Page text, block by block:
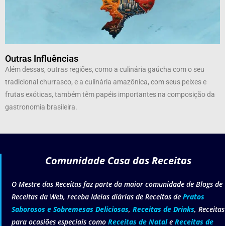
Outras Influências
Além dessas, outras regiões, como a culinária gaúcha com o seu
tradicional churrasco, e a culinária amazônica, com seus peixes e
frutas exóticas, também têm papéis importantes na composição da
gastronomia brasileira.
Comunidade Casa das Receitas
O Mestre das Receitas faz parte da maior comunidade de Blogs de
Receitas da Web, receba Ideias diárias de Receitas de Pratos
Saborosos e Sobremesas Deliciosas, Receitas de Drinks, Receitas
para ocasiões especiais como Receitas de Natale Receitas de